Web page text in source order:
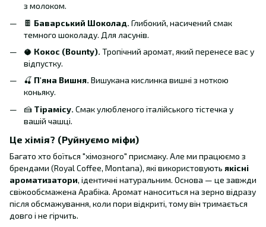
з молоком.
🍫 Баварський Шоколад. Глибокий, насичений смак
темного шоколаду. Для ласунів.
🥥 Кокос (Bounty). Тропічний аромат, який перенесе вас у
відпустку.
🍒 П'яна Вишня. Вишукана кислинка вишні з ноткою
коньяку.
🍰 Тірамісу. Смак улюбленого італійського тістечка у
вашій чашці.
Це хімія? (Руйнуємо міфи)
Багато хто боїться "хімозного" присмаку. Але ми працюємо з
брендами (Royal Coffee, Montana), які використовують якісні
ароматизатори, ідентичні натуральним. Основа — це завжди
свіжообсмажена Арабіка. Аромат наноситься на зерно відразу
після обсмажування, коли пори відкриті, тому він тримається
довго і не гірчить.